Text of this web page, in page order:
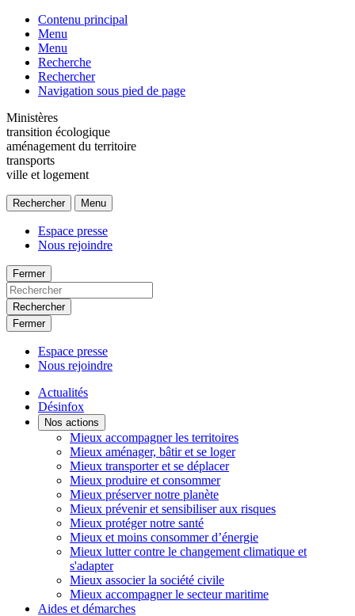
Contenu principal
Menu
Menu
Recherche
Rechercher
Navigation sous pied de page
Ministères
transition écologique
aménagement du territoire
transports
ville et logement
Rechercher Menu
Espace presse
Nous rejoindre
Fermer
Rechercher
Fermer
Espace presse
Nous rejoindre
Actualités
Désinfox
Nos actions
Mieux accompagner les territoires
Mieux aménager, bâtir et se loger
Mieux transporter et se déplacer
Mieux produire et consommer
Mieux préserver notre planète
Mieux prévenir et sensibiliser aux risques
Mieux protéger notre santé
Mieux et moins consommer d’énergie
Mieux lutter contre le changement climatique et
s'adapter
Mieux associer la société civile
Mieux accompagner le secteur maritime
Aides et démarches